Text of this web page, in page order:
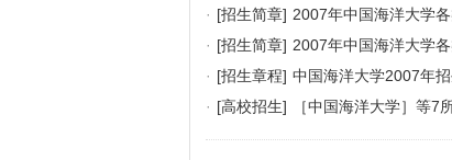
· [招生简章] 2007年中国海洋大学
· [招生简章] 2007年中国海洋大学
· [招生章程] 中国海洋大学2007年
· [高校招生] ［中国海洋大学］等7